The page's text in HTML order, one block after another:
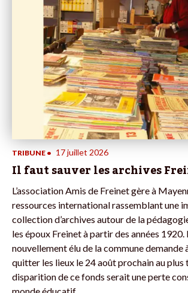
TRIBUNE • 17 juillet 2026
Il faut sauver les archives
L’association Amis de Freinet gère à
ressources international rassemblant une
collection d’archives autour de la
les époux Freinet à partir des années 1920.
nouvellement élu de la commune demande
quitter les lieux le 24 août prochain au plus
disparition de ce fonds serait une perte
monde éducatif.